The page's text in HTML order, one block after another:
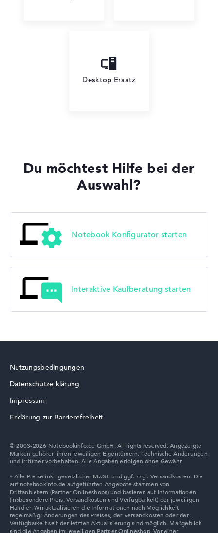
Desktop Ersatz
Du möchtest Hilfe bei der
Auswahl?
Notebook Konfigurator starten
Interaktive Kaufberatung starten
Nutzungsbedingungen
Datenschutzerklärung
Impressum
Erklärung zur Barrierefreiheit
© 2003-2026 Notebookinfo.de GmbH. All rights reserved. Angezeigte
Marken gehören ihren jeweiligen Eigentümern. Technische Änderungen
und Irrtümer vorbehalten. Alle Angaben erfolgen ohne Gewähr.